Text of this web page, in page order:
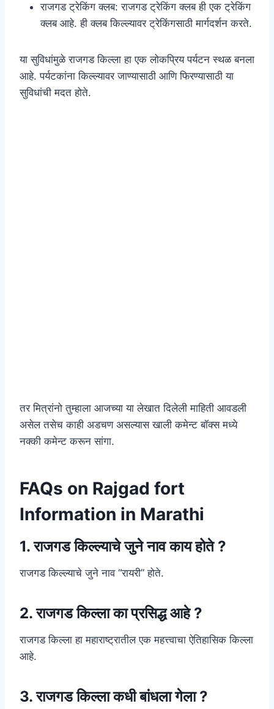
राजगड ट्रेकिंग क्लब: राजगड ट्रेकिंग क्लब ही एक ट्रेकिंग
क्लब आहे. ही क्लब किल्ल्यावर ट्रेकिंगसाठी मार्गदर्शन करते.
या सुविधांमुळे राजगड किल्ला हा एक लोकप्रिय पर्यटन स्थळ बनला
आहे. पर्यटकांना किल्ल्यावर जाण्यासाठी आणि फिरण्यासाठी या
सुविधांची मदत होते.
तर मित्रांनो तुम्हाला आजच्या या लेखात दिलेली माहिती आवडली
असेल तसेच काही अडचण असल्यास खाली कमेन्ट बॉक्स मध्ये
नक्की कमेन्ट करून सांगा.
FAQs on Rajgad fort
Information in Marathi
1. राजगड किल्ल्याचे जुने नाव काय होते ?
राजगड किल्ल्याचे जुने नाव “रायरी” होते.
2. राजगड किल्ला का प्रसिद्ध आहे ?
राजगड किल्ला हा महाराष्ट्रातील एक महत्त्वाचा ऐतिहासिक किल्ला
आहे.
3. राजगड किल्ला कधी बांधला गेला ?